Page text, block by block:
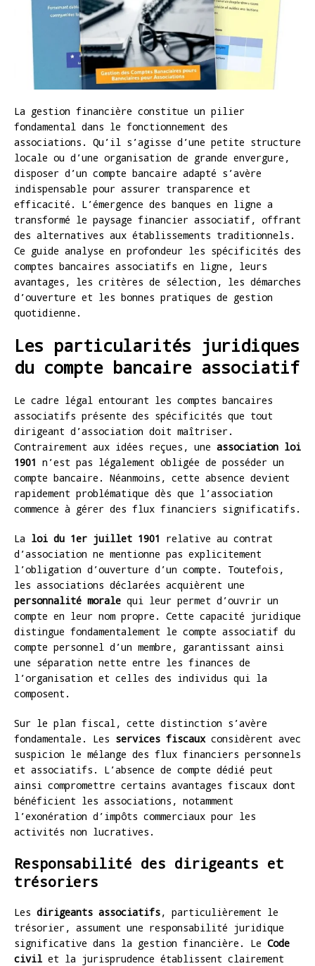
La gestion financière constitue un pilier
fondamental dans le fonctionnement des
associations. Qu’il s’agisse d’une petite structure
locale ou d’une organisation de grande envergure,
disposer d’un compte bancaire adapté s’avère
indispensable pour assurer transparence et
efficacité. L’émergence des banques en ligne a
transformé le paysage financier associatif, offrant
des alternatives aux établissements traditionnels.
Ce guide analyse en profondeur les spécificités des
comptes bancaires associatifs en ligne, leurs
avantages, les critères de sélection, les démarches
d’ouverture et les bonnes pratiques de gestion
quotidienne.
Les particularités juridiques
du compte bancaire associatif
Le cadre légal entourant les comptes bancaires
associatifs présente des spécificités que tout
dirigeant d’association doit maîtriser.
Contrairement aux idées reçues, une association loi
1901 n’est pas légalement obligée de posséder un
compte bancaire. Néanmoins, cette absence devient
rapidement problématique dès que l’association
commence à gérer des flux financiers significatifs.
La loi du 1er juillet 1901 relative au contrat
d’association ne mentionne pas explicitement
l’obligation d’ouverture d’un compte. Toutefois,
les associations déclarées acquièrent une
personnalité morale qui leur permet d’ouvrir un
compte en leur nom propre. Cette capacité juridique
distingue fondamentalement le compte associatif du
compte personnel d’un membre, garantissant ainsi
une séparation nette entre les finances de
l’organisation et celles des individus qui la
composent.
Sur le plan fiscal, cette distinction s’avère
fondamentale. Les services fiscauxconsidèrent avec
suspicion le mélange des flux financiers personnels
et associatifs. L’absence de compte dédié peut
ainsi compromettre certains avantages fiscaux dont
bénéficient les associations, notamment
l’exonération d’impôts commerciaux pour les
activités non lucratives.
Responsabilité des dirigeants et
trésoriers
Les dirigeants associatifs, particulièrement le
trésorier, assument une responsabilité juridique
significative dans la gestion financière. Le Code
civil et la jurisprudence établissent clairement